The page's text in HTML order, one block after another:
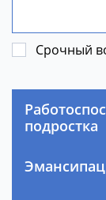
Срочный
подростка